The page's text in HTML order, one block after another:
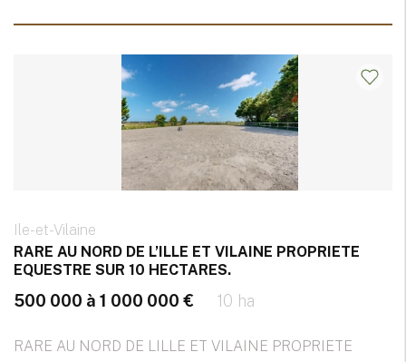
Ile-et-Vilaine
RARE AU NORD DE L’ILLE ET VILAINE PROPRIETE
EQUESTRE SUR 10 HECTARES.
500 000 à 1 000 000 € 10 ha
RARE AU NORD DE LILLE ET VILAINE PROPRIETE